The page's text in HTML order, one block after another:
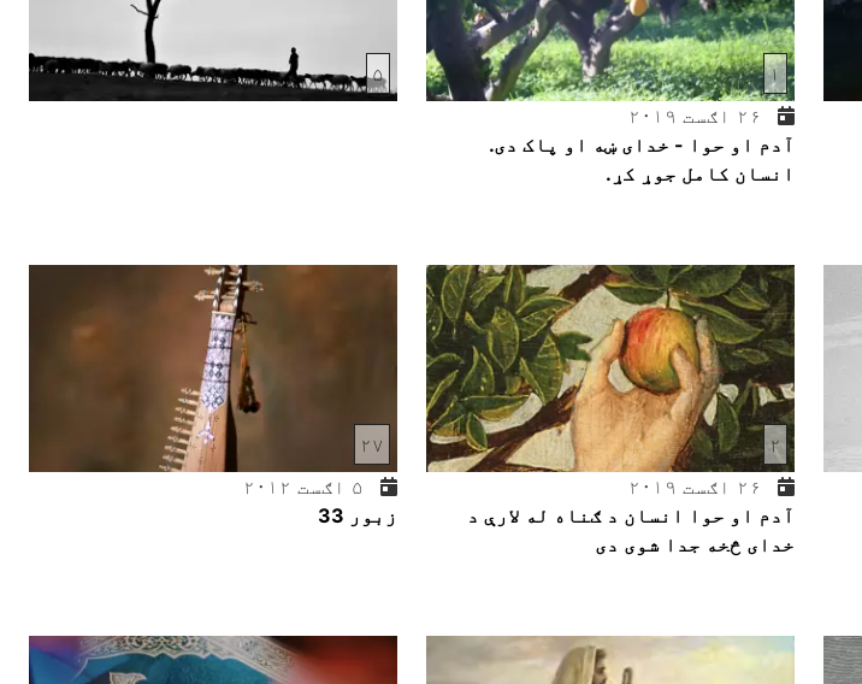
۱
آدم او حوا - خدای ښه او پاک دی.
انسان کامل جوړ کړ.
۵
۲
آدم او حوا انسان د ګناه له لارې د
خدای څخه جدا شوی دی
۲۷
زبور 33